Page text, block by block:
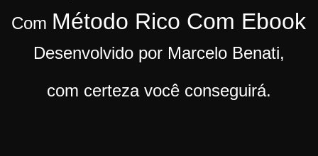
rCom Método Rico Com Ebook
Desenvolvido por Marcelo Benati,
com certeza você conseguirá.